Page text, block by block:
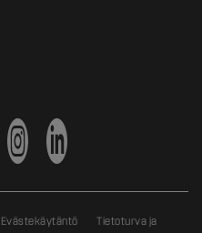
Evästekäytäntö
Tietoturva ja